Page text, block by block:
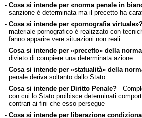
- Cosa si intende per «norma penale in
sanzione è determinata ma il precetto ha
- Cosa si intende per «pornografia
materiale pornografico è realizzato con
fanno apparire vere situazioni non reali
- Cosa si intende per «precetto» della
divieto di compiere una determinata azione.
- Cosa si intende per «statualità» della
penale deriva soltanto dallo Stato.
- Cosa si intende per Diritto Penale?
con cui lo Stato proibisce determinati
contrari ai fini che esso persegue
- Cosa si intende per liberazione